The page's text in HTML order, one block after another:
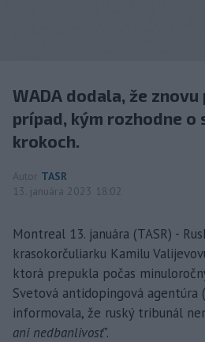
WADA dodala, že
prípad, kým rozhodne o
krokoch.
Autor TASR
13. januára 2023 18:02
Montreal 13. januára (TASR) -
krasokorčuliarku Kamilu
ktorá prepukla počas
Svetová antidopingová agentúra
informovala, že ruský tribunál
ani nedbanlivosť".